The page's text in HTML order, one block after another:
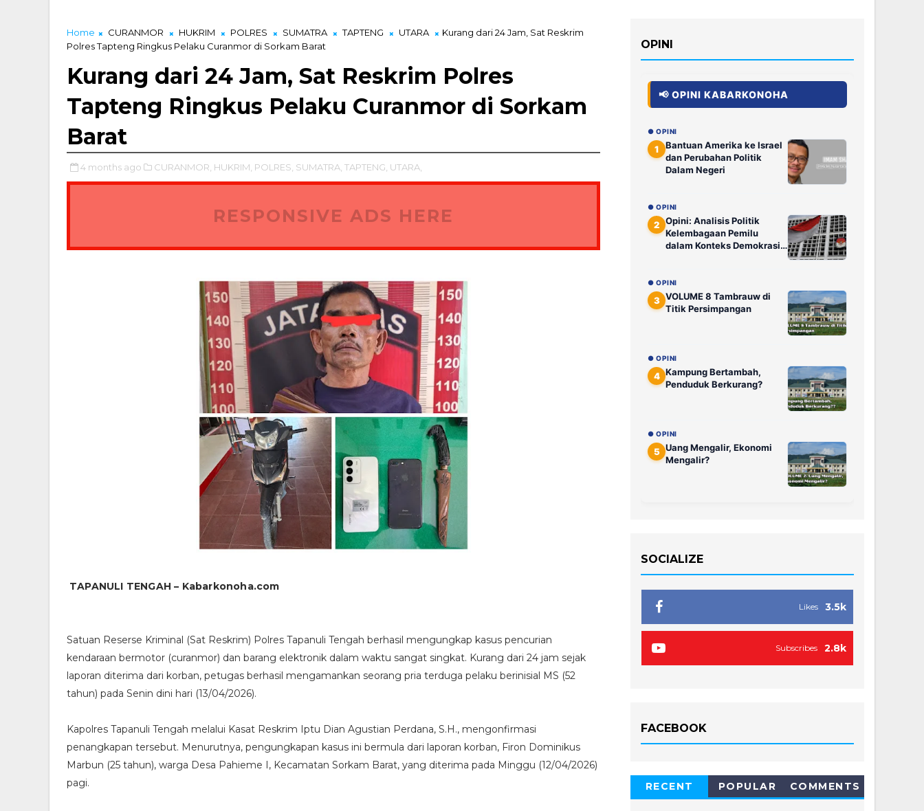
Home CURANMOR HUKRIM POLRES SUMATRA TAPTENG UTARA
Kurang dari 24 Jam, Sat Reskrim
Polres Tapteng Ringkus Pelaku Curanmor di Sorkam Barat
Kurang dari 24 Jam, Sat Reskrim Polres
Tapteng Ringkus Pelaku Curanmor di Sorkam
Barat
4 months ago CURANMOR, HUKRIM, POLRES, SUMATRA, TAPTENG, UTARA,
RESPONSIVE ADS HERE
TAPANULI TENGAH – Kabarkonoha.com
Satuan Reserse Kriminal (Sat Reskrim) Polres Tapanuli Tengah berhasil mengungkap kasus pencurian
kendaraan bermotor (curanmor) dan barang elektronik dalam waktu sangat singkat. Kurang dari 24 jam sejak
laporan diterima dari korban, petugas berhasil mengamankan seorang pria terduga pelaku berinisial MS (52
tahun) pada Senin dini hari (13/04/2026).
Kapolres Tapanuli Tengah melalui Kasat Reskrim Iptu Dian Agustian Perdana, S.H., mengonfirmasi
penangkapan tersebut. Menurutnya, pengungkapan kasus ini bermula dari laporan korban, Firon Dominikus
Marbun (25 tahun), warga Desa Pahieme I, Kecamatan Sorkam Barat, yang diterima pada Minggu (12/04/2026)
pagi.
OPINI
📢 OPINI KABARKONOHA
● OPINI
1
Bantuan Amerika ke Israel
dan Perubahan Politik
Dalam Negeri
● OPINI
2 Opini: Analisis Politik
Kelembagaan Pemilu
dalam Konteks Demokrasi
Publik
● OPINI
3 VOLUME 8 Tambrauw di
Titik Persimpangan
● OPINI
4 Kampung Bertambah,
Penduduk Berkurang?
● OPINI
5 Uang Mengalir, Ekonomi
Mengalir?
SOCIALIZE
3.5k
Likes
2.8k
Subscribes
FACEBOOK
RECENT POPULAR COMMENTS